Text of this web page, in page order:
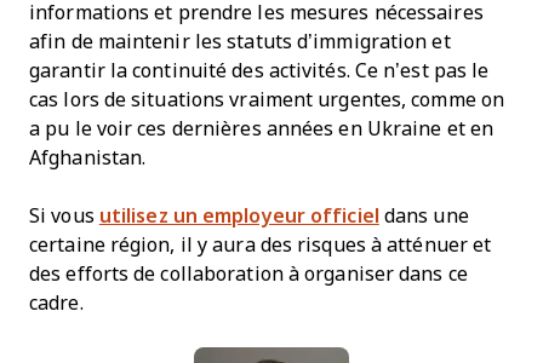
informations et prendre les mesures nécessaires
afin de maintenir les statuts d’immigration et
garantir la continuité des activités. Ce n’est pas le
cas lors de situations vraiment urgentes, comme on
a pu le voir ces dernières années en Ukraine et en
Afghanistan.
Si vous utilisez un employeur officiel dans une
certaine région, il y aura des risques à atténuer et
des efforts de collaboration à organiser dans ce
cadre.